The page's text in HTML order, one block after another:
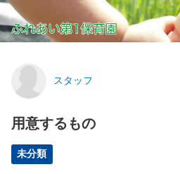
スタッフ
用意するもの
未分類